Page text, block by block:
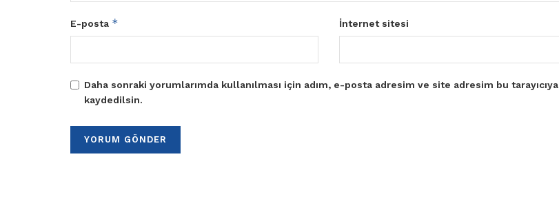
E-posta * İnternet sitesi
Daha sonraki yorumlarımda kullanılması için adım, e-posta adresim ve site adresim bu tarayıcıya
kaydedilsin.